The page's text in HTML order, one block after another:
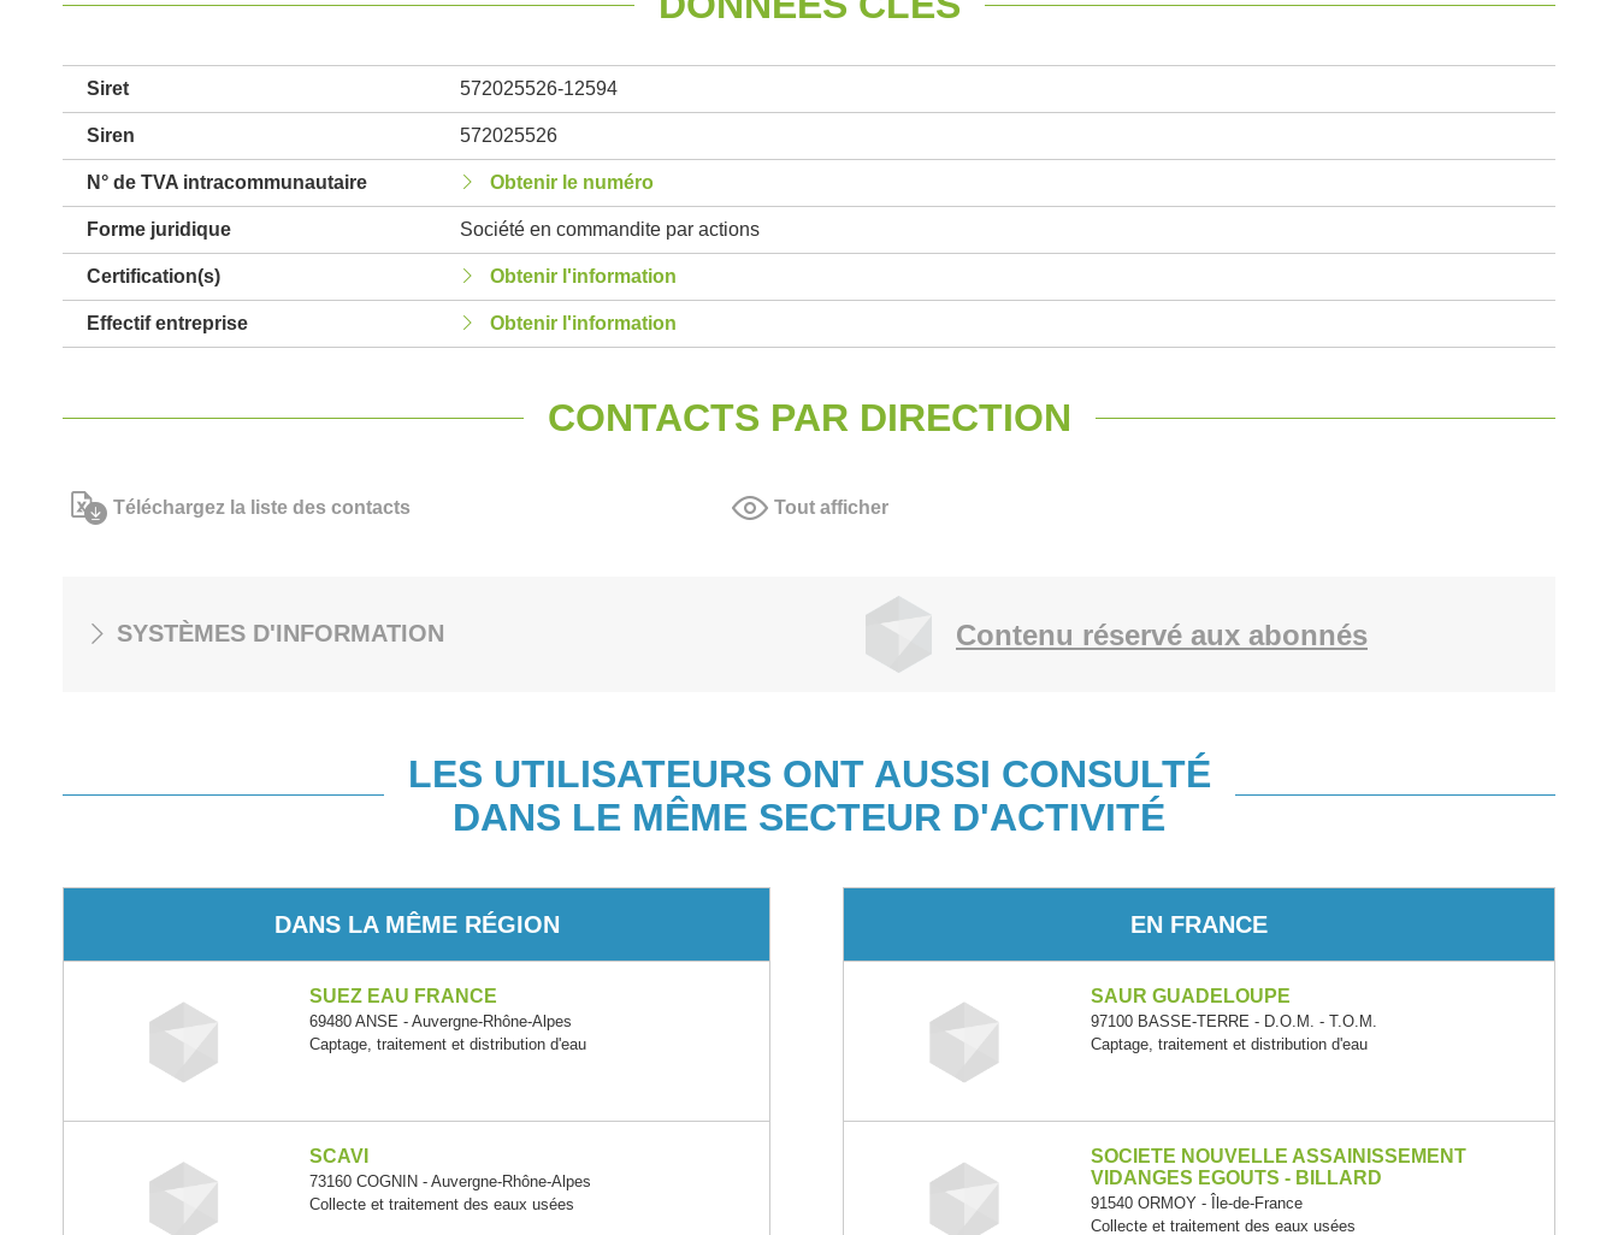
Siret 572025526-12594
Siren 572025526
N° de TVA intracommunautaire Obtenir le numéro
Forme juridique Société en commandite par actions
Certification(s) Obtenir l'information
Effectif entreprise Obtenir l'information
CONTACTS PAR DIRECTION
Téléchargez la liste des contacts Tout afficher
SYSTÈMES D'INFORMATION Contenu réservé aux abonnés
LES UTILISATEURS ONT AUSSI CONSULTÉ
DANS LE MÊME SECTEUR D'ACTIVITÉ
DANS LA MÊME RÉGION
SUEZ EAU FRANCE
69480 ANSE - Auvergne-Rhône-Alpes
Captage, traitement et distribution d'eau
SCAVI
73160 COGNIN - Auvergne-Rhône-Alpes
Collecte et traitement des eaux usées
EN FRANCE
SAUR GUADELOUPE
97100 BASSE-TERRE - D.O.M. - T.O.M.
Captage, traitement et distribution d'eau
SOCIETE NOUVELLE ASSAINISSEMENT
VIDANGES EGOUTS - BILLARD
91540 ORMOY - Île-de-France
Collecte et traitement des eaux usées